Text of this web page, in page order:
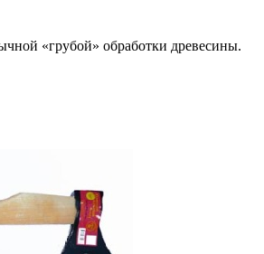
«грубой» обработки древесины.